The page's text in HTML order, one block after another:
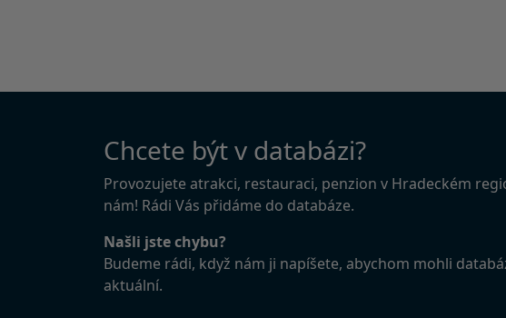
Chcete být v databázi?
Provozujete atrakci, restauraci, penzion v Hradeckém
nám! Rádi Vás přidáme do databáze.
Našli jste chybu?
Budeme rádi, když nám ji napíšete, abychom mohli
aktuální.